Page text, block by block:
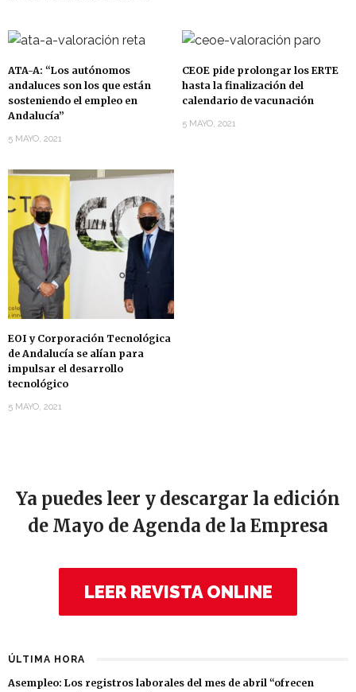
ATA-A: “Los autónomos
andaluces son los que están
sosteniendo el empleo en
Andalucía”
5 MAYO, 2021
CEOE pide prolongar los ERTE
hasta la finalización del
calendario de vacunación
5 MAYO, 2021
EOI y Corporación Tecnológica
de Andalucía se alían para
impulsar el desarrollo
tecnológico
5 MAYO, 2021
Ya puedes leer y descargar la edición
de Mayo de Agenda de la Empresa
LEER REVISTA ONLINE
ÚLTIMA HORA
Asempleo: Los registros laborales del mes de abril “ofrecen